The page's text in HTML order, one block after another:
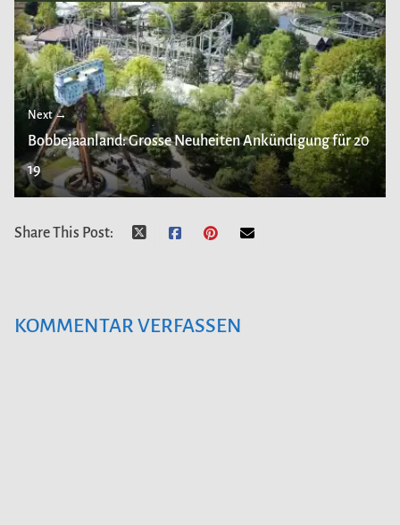
Next →
Bobbejaanland: Grosse Neuheiten Ankündigung für 20
19
Share This Post:
KOMMENTAR VERFASSEN